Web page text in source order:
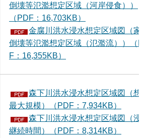
倒壊等氾濫想定区域（河岸侵食））
（PDF：16,703KB）
金腐川洪水浸水想定区域図（家屋
倒壊等氾濫想定区域（氾濫流））（PD
F：16,355KB）
森下川洪水浸水想定区域図（想定
最大規模）（PDF：7,934KB）
森下川洪水浸水想定区域図（浸水
継続時間）（PDF：8,314KB）